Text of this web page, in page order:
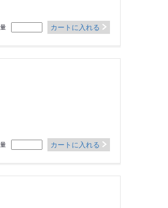
カートに入れる
カートに入れる